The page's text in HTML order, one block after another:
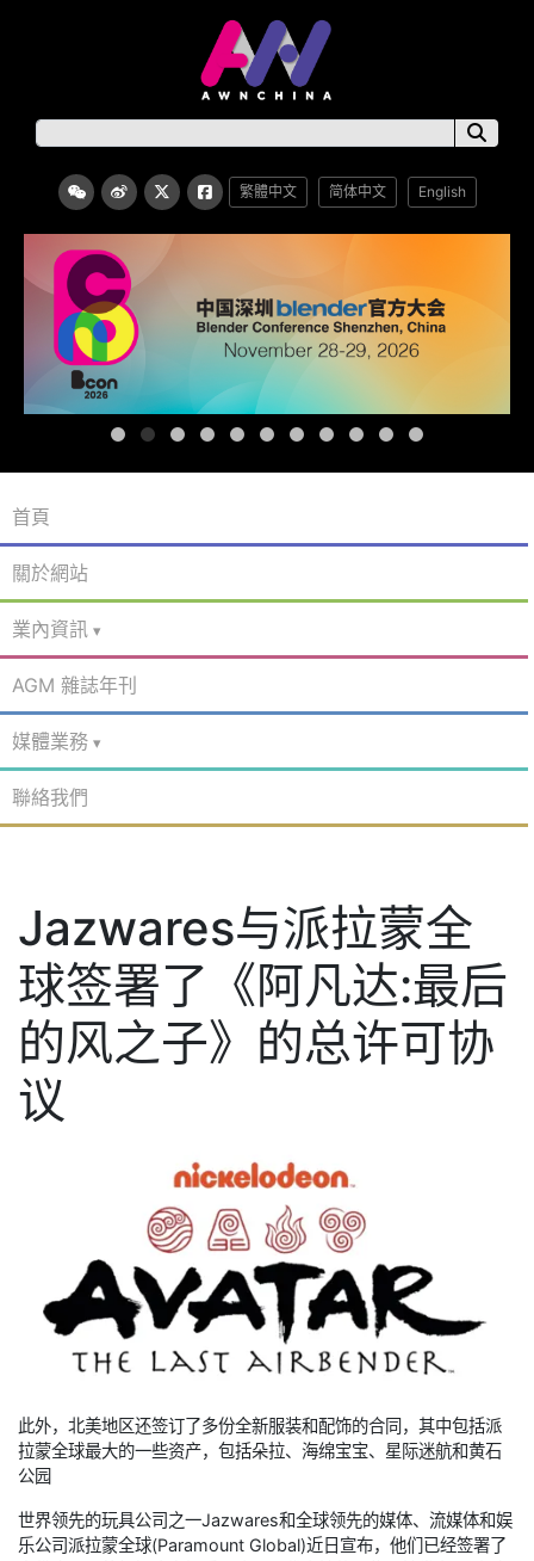
繁體中文 简体中文 English
首頁
關於網站
業內資訊
AGM 雜誌年刊
媒體業務
聯絡我們
Jazwares与派拉蒙全
球签署了《阿凡达:最后
的风之子》的总许可协
议
此外，北美地区还签订了多份全新服装和配饰的合同，其中包括派
拉蒙全球最大的一些资产，包括朵拉、海绵宝宝、星际迷航和黄石
公园
世界领先的玩具公司之一Jazwares和全球领先的媒体、流媒体和娱
乐公司派拉蒙全球(Paramount Global)近日宣布，他们已经签署了